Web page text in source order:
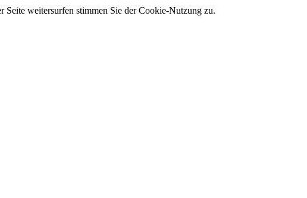
Seite weitersurfen stimmen Sie der Cookie-Nutzung zu.